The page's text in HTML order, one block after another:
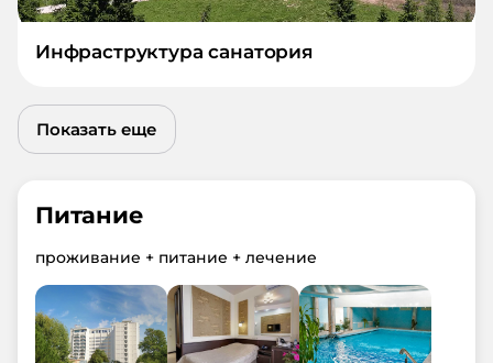
Инфраструктура санатория
Показать еще
Питание
проживание + питание + лечение